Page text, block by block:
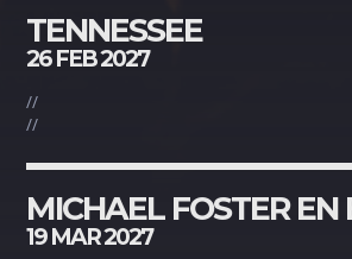
TENNESSEE
26 FEB 2027
//
//
19 MAR 2027